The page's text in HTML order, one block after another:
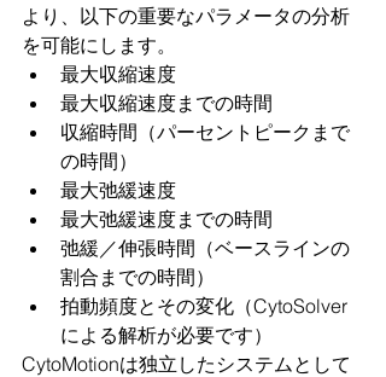
より、以下の重要なパラメータの分析
を可能にします。
最大収縮速度
最大収縮速度までの時間
収縮時間（パーセントピークまで
の時間）
最大弛緩速度
最大弛緩速度までの時間
弛緩／伸張時間（ベースラインの
割合までの時間）
拍動頻度とその変化（CytoSolver
による解析が必要です）
CytoMotionは独立したシステムとして